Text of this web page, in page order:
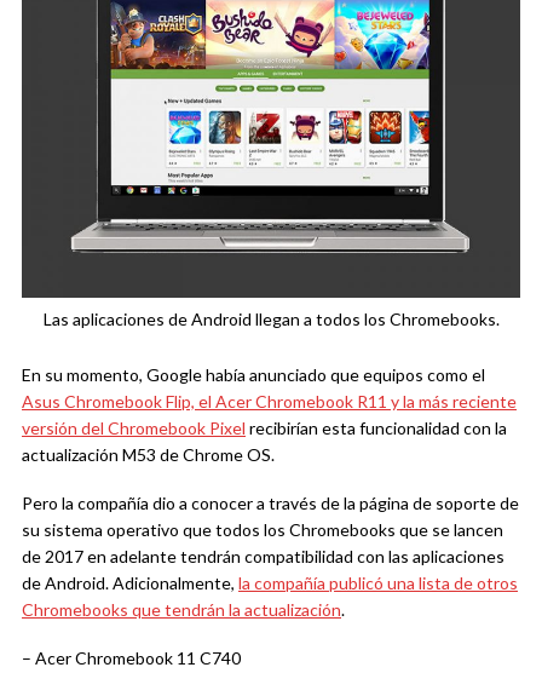
Las aplicaciones de Android llegan a todos los Chromebooks.
En su momento, Google había anunciado que equipos como el
Asus Chromebook Flip, el Acer Chromebook R11 y la más reciente
versión del Chromebook Pixel recibirían esta funcionalidad con la
actualización M53 de Chrome OS.
Pero la compañía dio a conocer a través de la página de soporte de
su sistema operativo que todos los Chromebooks que se lancen
de 2017 en adelante tendrán compatibilidad con las aplicaciones
de Android. Adicionalmente, la compañía publicó una lista de otros
Chromebooks que tendrán la actualización.
– Acer Chromebook 11 C740